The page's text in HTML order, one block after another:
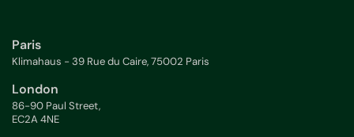
Paris
Klimahaus - 39 Rue du Caire, 75002 Paris
London
86-90 Paul Street,
EC2A 4NE